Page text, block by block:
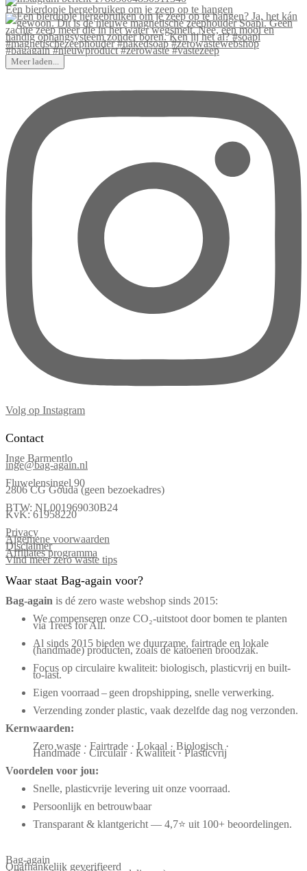
Een bierdopje hergebruiken om je zeep op te hangen
Meer laden...
Volg op Instagram
Contact
Inge Barmentlo
inge@bag-again.nl
Fluwelensingel 90
2806 CG Gouda (geen bezoekadres)
BTW: NL001969030B24
KvK: 61958220
Privacy
Algemene voorwaarden
Disclaimer
Affiliates programma
Vind meer zero waste tips
Waar staat Bag-again voor?
Bag‑again is dé zero waste webshop sinds 2015:
We compenseren onze CO₂-uitstoot door bomen te planten
via Trees for All.
Al sinds 2015 bieden we duurzame, fairtrade en lokale
(handmade) producten, zoals de katoenen broodzak.
Focus op circulaire kwaliteit: biologisch, plasticvrij en built-
to-last.
Eigen voorraad – geen dropshipping, snelle verwerking.
Verzending zonder plastic, vaak dezelfde dag nog verzonden.
Kernwaarden:
Zero waste · Fairtrade · Lokaal · Biologisch ·
Handmade · Circulair · Kwaliteit · Plasticvrij
Voordelen voor jou:
Snelle, plasticvrije levering uit onze voorraad.
Persoonlijk en betrouwbaar
Transparant & klantgericht — 4,7⭐ uit 100+ beoordelingen.
Bag-again
Onafhankelijk geverifieerd